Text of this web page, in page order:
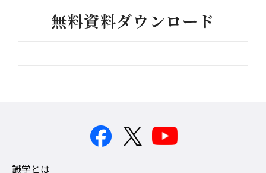
無料資料ダウンロード
識学とは